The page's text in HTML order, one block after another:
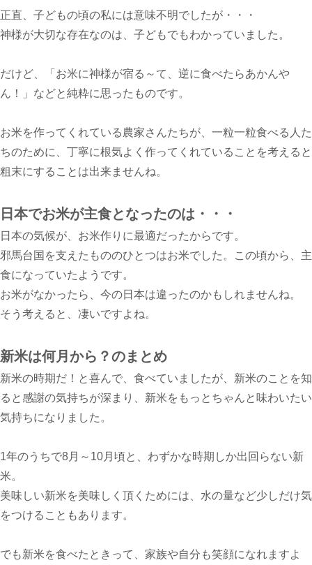
正直、子どもの頃の私には意味不明でしたが・・・
神様が大切な存在なのは、子どもでもわかっていました。
だけど、「お米に神様が宿る～て、逆に食べたらあかんや
ん！」などと純粋に思ったものです。
お米を作ってくれている農家さんたちが、一粒一粒食べる人た
ちのために、丁寧に根気よく作ってくれていることを考えると
粗末にすることは出来ませんね。
日本でお米が主食となったのは・・・
日本の気候が、お米作りに最適だったからです。
邪馬台国を支えたもののひとつはお米でした。この頃から、主
食になっていたようです。
お米がなかったら、今の日本は違ったのかもしれませんね。
そう考えると、凄いですよね。
新米は何月から？のまとめ
新米の時期だ！と喜んで、食べていましたが、新米のことを知
ると感謝の気持ちが深まり、新米をもっとちゃんと味わいたい
気持ちになりました。
1年のうちで8月～10月頃と、わずかな時期しか出回らない新
米。
美味しい新米を美味しく頂くためには、水の量など少しだけ気
をつけることもあります。
でも新米を食べたときって、家族や自分も笑顔になれますよ